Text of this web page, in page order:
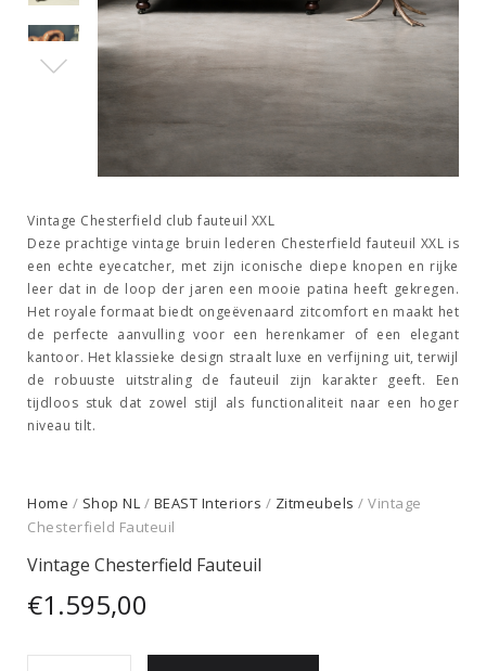
Vintage Chesterfield club fauteuil XXL
Deze prachtige vintage bruin lederen Chesterfield fauteuil XXL is
een echte eyecatcher, met zijn iconische diepe knopen en rijke
leer dat in de loop der jaren een mooie patina heeft gekregen.
Het royale formaat biedt ongeëvenaard zitcomfort en maakt het
de perfecte aanvulling voor een herenkamer of een elegant
kantoor. Het klassieke design straalt luxe en verfijning uit, terwijl
de robuuste uitstraling de fauteuil zijn karakter geeft. Een
tijdloos stuk dat zowel stijl als functionaliteit naar een hoger
niveau tilt.
Home / Shop NL / BEAST Interiors / Zitmeubels / Vintage
Chesterfield Fauteuil
Vintage Chesterfield Fauteuil
€1.595,00